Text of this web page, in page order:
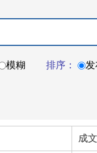
模糊 排序：
成